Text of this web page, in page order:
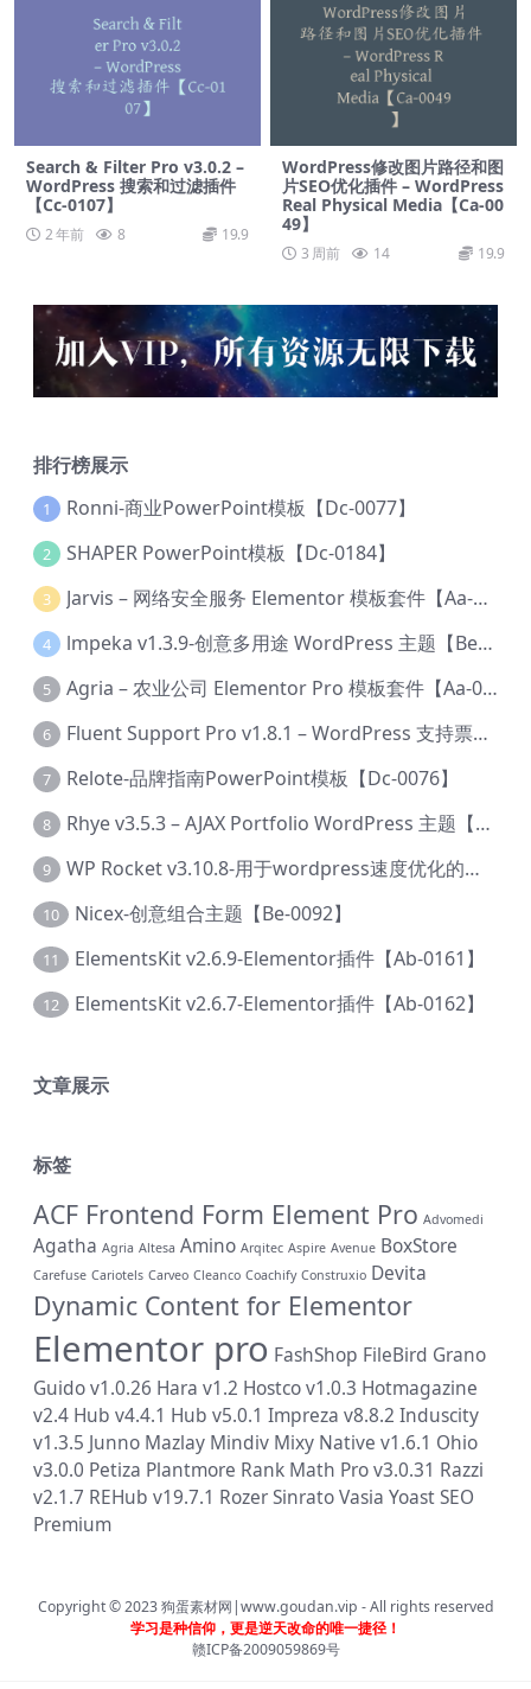
Search & Filter Pro v3.0.2 –
WordPress 搜索和过滤插件
【Cc-0107】
2 年前 8 19.9
WordPress修改图片路径和图
片SEO优化插件 – WordPress
Real Physical Media【Ca-00
49】
3 周前 14 19.9
排行榜展示
1 Ronni-商业PowerPoint模板【Dc-0077】
2 SHAPER PowerPoint模板【Dc-0184】
3 Jarvis – 网络安全服务 Elementor 模板套件【Aa-0035】
4 lmpeka v1.3.9-创意多用途 WordPress 主题【Be-0064】
5 Agria – 农业公司 Elementor Pro 模板套件【Aa-0003】
6 Fluent Support Pro v1.8.1 – WordPress 支持票务系统【Cc-0041】
7 Relote-品牌指南PowerPoint模板【Dc-0076】
8 Rhye v3.5.3 – AJAX Portfolio WordPress 主题【Bi-0049】
9 WP Rocket v3.10.8-用于wordpress速度优化的缓存加速插件【Cd-0019】
10 Nicex-创意组合主题【Be-0092】
11 ElementsKit v2.6.9-Elementor插件【Ab-0161】
12 ElementsKit v2.6.7-Elementor插件【Ab-0162】
文章展示
标签
ACF Frontend Form Element Pro Advomedi
Agatha Agria Altesa Amino Arqitec Aspire Avenue BoxStore
Carefuse Cariotels Carveo Cleanco Coachify Construxio Devita
Dynamic Content for Elementor
Elementor pro FashShop FileBird Grano
Guido v1.0.26 Hara v1.2 Hostco v1.0.3 Hotmagazine
v2.4 Hub v4.4.1 Hub v5.0.1 Impreza v8.8.2 Induscity
v1.3.5 Junno Mazlay Mindiv Mixy Native v1.6.1 Ohio
v3.0.0 Petiza Plantmore Rank Math Pro v3.0.31 Razzi
v2.1.7 REHub v19.7.1 RozerSinratoVasia Yoast SEO
Premium
Copyright © 2023狗蛋素材网|www.goudan.vip - All rights reserved
学习是种信仰，更是逆天改命的唯一捷径！
赣ICP备2009059869号